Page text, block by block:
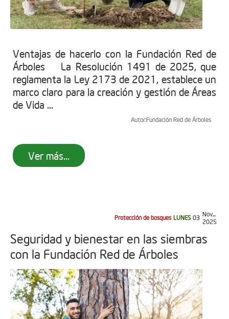
Ventajas de hacerlo con la Fundación Red de
Árboles La Resolución 1491 de 2025, que
reglamenta la Ley 2173 de 2021, establece un
marco claro para la creación y gestión de Áreas
de Vida ...
Autor:Fundación Red de Árboles
Ver más...
Protección de bosques LUNES 03 Nov...
2025
Seguridad y bienestar en las siembras
con la Fundación Red de Árboles